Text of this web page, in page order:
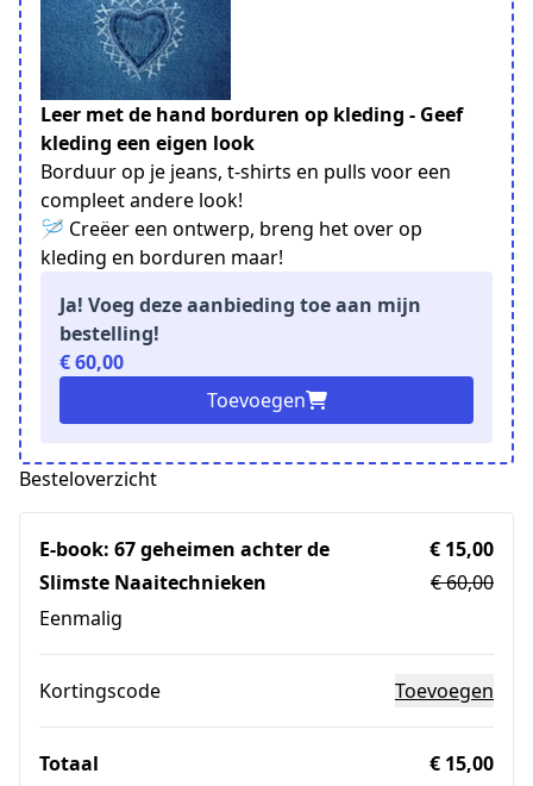
Leer met de hand borduren op kleding - Geef
kleding een eigen look
Borduur op je jeans, t-shirts en pulls voor een
compleet andere look!
🪡 Creëer een ontwerp, breng het over op
kleding en borduren maar!
Ja! Voeg deze aanbieding toe aan mijn
bestelling!
€ 60,00
Toevoegen
Besteloverzicht
E-book: 67 geheimen achter de
Slimste Naaitechnieken
Eenmalig
€ 15,00
€ 60,00
Kortingscode Toevoegen
Totaal
€ 15,00